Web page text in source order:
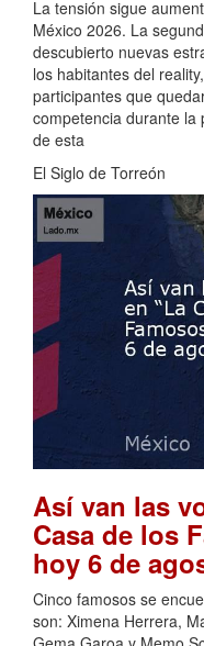
La tensión sigue
México 2026. La
descubierto nuevas
los habitantes del
participantes que
competencia durante la
de esta
El Siglo de Torreón
Así van las
Casa de los
hoy 6 de
Cinco famosos se
son: Ximena Herrera,